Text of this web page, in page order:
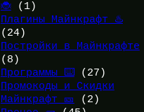
🐞(1)
Плагины Майнкрафт ♨️
(24)
Постройки в Майнкрафте
(8)
Программы ⌨️(27)
Промокоды и Скидки
Майнкрафт 🎫
(2)